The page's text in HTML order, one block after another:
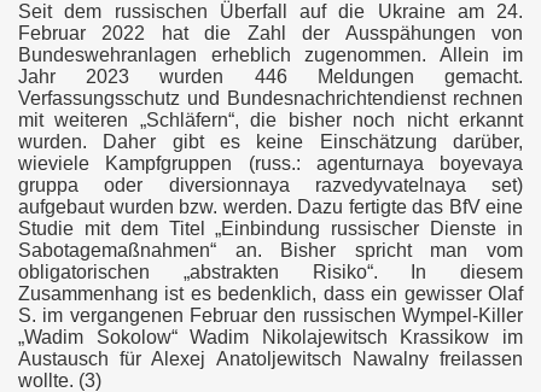
Seit dem russischen Überfall auf die Ukraine am 24.
Februar 2022 hat die Zahl der Ausspähungen von
Bundeswehranlagen erheblich zugenommen. Allein im
Jahr 2023 wurden 446 Meldungen gemacht.
Verfassungsschutz und Bundesnachrichtendienst rechnen
mit weiteren „Schläfern“, die bisher noch nicht erkannt
wurden. Daher gibt es keine Einschätzung darüber,
wieviele Kampfgruppen (russ.: agenturnaya boyevaya
gruppa oder diversionnaya razvedyvatelnaya set)
aufgebaut wurden bzw. werden. Dazu fertigte das BfV eine
Studie mit dem Titel „Einbindung russischer Dienste in
Sabotagemaßnahmen“ an. Bisher spricht man vom
obligatorischen „abstrakten Risiko“. In diesem
Zusammenhang ist es bedenklich, dass ein gewisser Olaf
S. im vergangenen Februar den russischen Wympel-Killer
„Wadim Sokolow“ Wadim Nikolajewitsch Krassikow im
Austausch für Alexej Anatoljewitsch Nawalny freilassen
wollte. (3)